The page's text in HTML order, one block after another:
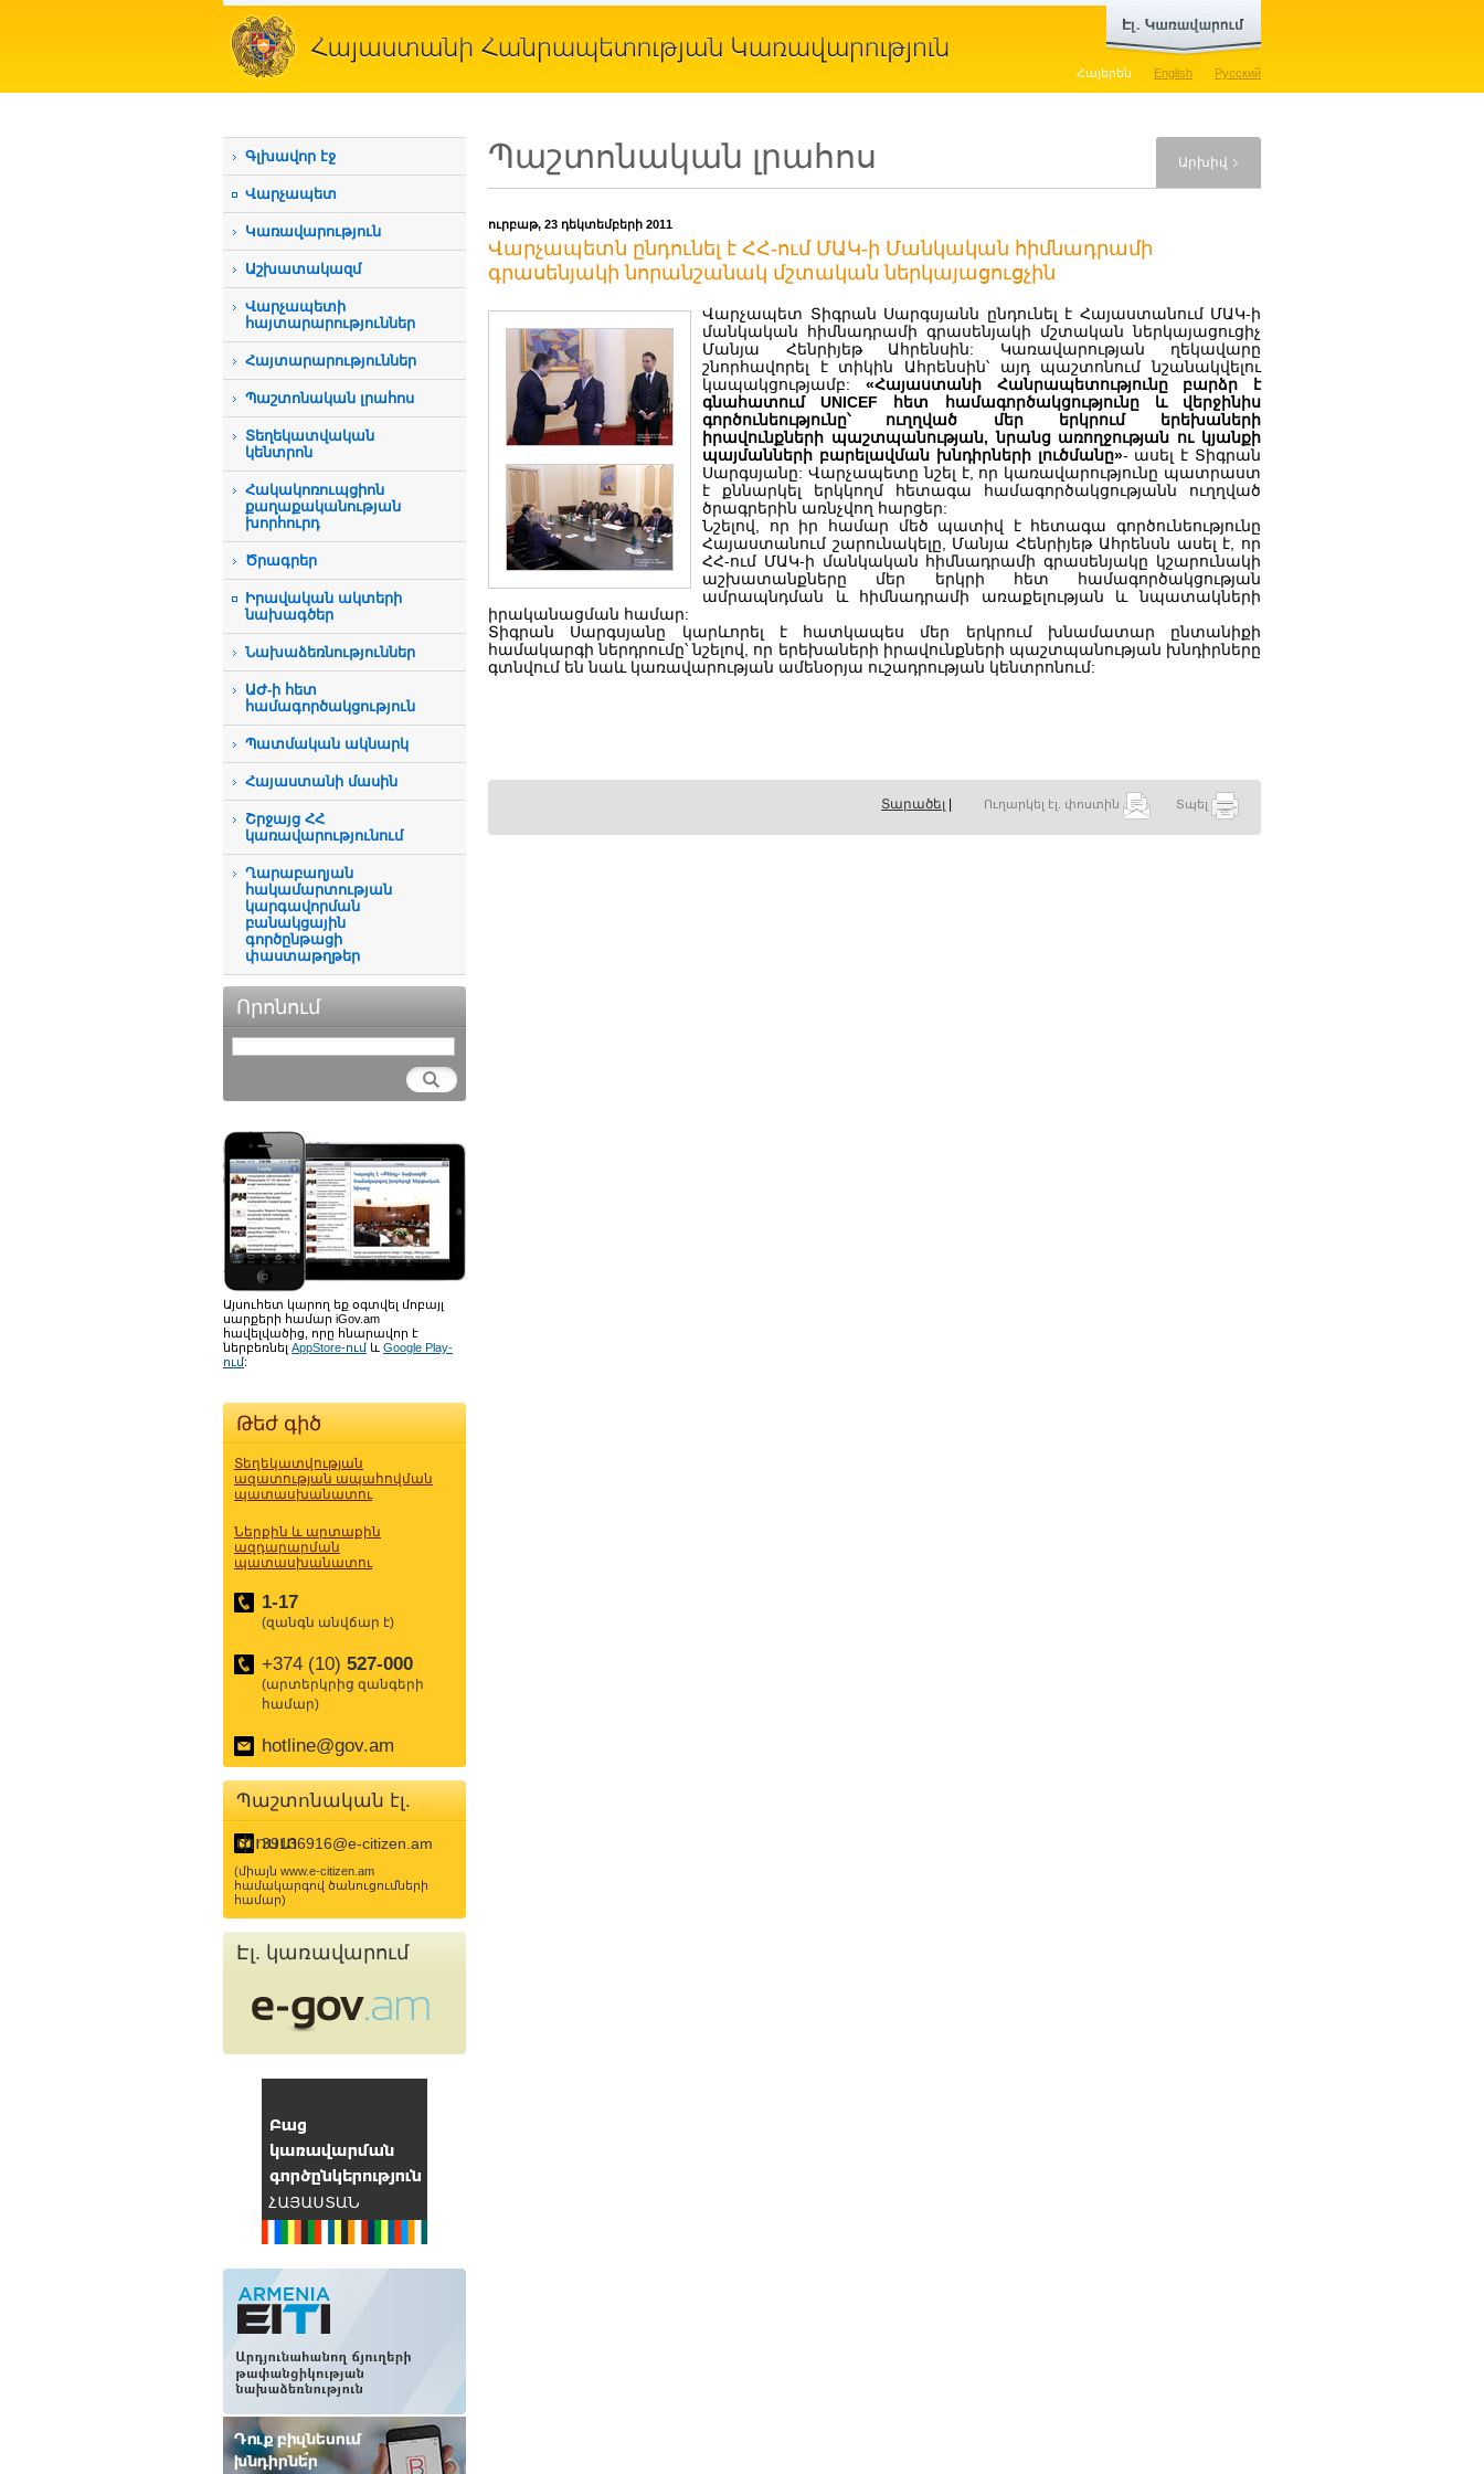
Հայերեն English Русский
Գլխավոր էջ
Վարչապետ
Կառավարություն
Աշխատակազմ
Վարչապետի
հայտարարություններ
Հայտարարություններ
Պաշտոնական լրահոս
Տեղեկատվական
կենտրոն
Հակակոռուպցիոն
քաղաքականության
խորհուրդ
Ծրագրեր
Իրավական ակտերի
նախագծեր
Նախաձեռնություններ
ԱԺ-ի հետ
համագործակցություն
Պատմական ակնարկ
Հայաստանի մասին
Շրջայց ՀՀ
կառավարությունում
Ղարաբաղյան
հակամարտության
կարգավորման
բանակցային
գործընթացի
փաստաթղթեր
Որոնում
Այսուհետ կարող եք օգտվել մոբայլ
սարքերի համար iGov.am
հավելվածից, որը հնարավոր է
ներբեռնել AppStore-ում և Google Play-
ում:
Թեժ գիծ
Տեղեկատվության
ազատության ապահովման
պատասխանատու
Ներքին և արտաքին
ազդարարման
պատասխանատու
1-17
(զանգն անվճար է)
+374 (10) 527-000
(արտերկրից զանգերի
համար)
hotline@gov.am
Պաշտոնական էլ.
փոստ
39136916@e-citizen.am
(միայն www.e-citizen.am
համակարգով ծանուցումների
համար)
Էլ. կառավարում
Պաշտոնական լրահոս Արխիվ
ուրբաթ, 23 դեկտեմբերի 2011
Վարչապետն ընդունել է ՀՀ-ում ՄԱԿ-ի Մանկական հիմնադրամի
գրասենյակի նորանշանակ մշտական ներկայացուցչին
Վարչապետ Տիգրան Սարգսյանն ընդունել է Հայաստանում ՄԱԿ-ի
մանկական հիմնադրամի գրասենյակի մշտական ներկայացուցիչ
Մանյա Հենրիյեթ Ահրենսին: Կառավարության ղեկավարը
շնորհավորել է տիկին Ահրենսին՝ այդ պաշտոնում նշանակվելու
կապակցությամբ: «Հայաստանի Հանրապետությունը բարձր է
գնահատում UNICEF հետ համագործակցությունը և վերջինիս
գործունեությունը՝ ուղղված մեր երկրում երեխաների
իրավունքների պաշտպանության, նրանց առողջության ու կյանքի
պայմանների բարելավման խնդիրների լուծմանը»- ասել է Տիգրան
Սարգսյանը: Վարչապետը նշել է, որ կառավարությունը պատրաստ
է քննարկել երկկողմ հետագա համագործակցությանն ուղղված
ծրագրերին առնչվող հարցեր:
Նշելով, որ իր համար մեծ պատիվ է հետագա գործունեությունը
Հայաստանում շարունակելը, Մանյա Հենրիյեթ Ահրենսն ասել է, որ
ՀՀ-ում ՄԱԿ-ի մանկական հիմնադրամի գրասենյակը կշարունակի
աշխատանքները մեր երկրի հետ համագործակցության
ամրապնդման և հիմնադրամի առաքելության և նպատակների
իրականացման համար:
Տիգրան Սարգսյանը կարևորել է հատկապես մեր երկրում խնամատար ընտանիքի
համակարգի ներդրումը՝ նշելով, որ երեխաների իրավունքների պաշտպանության խնդիրները
գտնվում են նաև կառավարության ամենօրյա ուշադրության կենտրոնում:
Տարածել Ուղարկել էլ. փոստին Տպել